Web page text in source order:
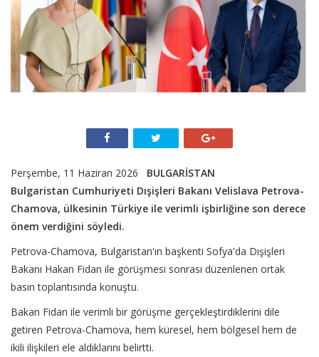
Perşembe, 11 Haziran 2026 BULGARİSTAN
Bulgaristan Cumhuriyeti Dışişleri Bakanı Velislava Petrova-
Chamova, ülkesinin Türkiye ile verimli işbirliğine son derece
önem verdiğini söyledi.
Petrova-Chamova, Bulgaristan'ın başkenti Sofya'da Dışişleri
Bakanı Hakan Fidan ile görüşmesi sonrası düzenlenen ortak
basın toplantısında konuştu.
Bakan Fidan ile verimli bir görüşme gerçekleştirdiklerini dile
getiren Petrova-Chamova, hem küresel, hem bölgesel hem de
ikili ilişkileri ele aldıklarını belirtti.